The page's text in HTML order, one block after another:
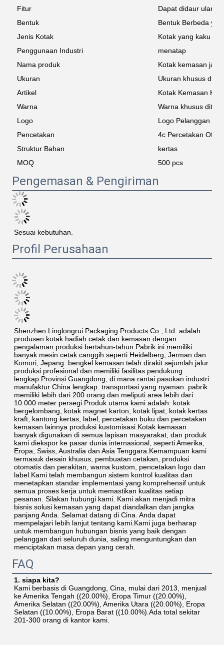
Fitur
Dapat didaur ulang
Bentuk
Bentuk Berbeda
Jenis Kotak
Kotak yang kaku
Penggunaan Industri
menatap
Nama produk
Kotak kemasan jam
Ukuran
Ukuran khusus
Artikel
Kotak Kemasan
Warna
Warna khusus
Logo
Logo Pelanggan
Pencetakan
4c Percetakan Offset
Struktur Bahan
kertas
MOQ
500 pcs
Pengemasan & Pengiriman
Sesuai kebutuhan.
Profil Perusahaan
Shenzhen Linglongrui Packaging Products Co., Ltd. adalah
produsen kotak hadiah cetak dan kemasan dengan
pengalaman produksi bertahun-tahun.Pabrik ini memiliki
banyak mesin cetak canggih seperti Heidelberg, Jerman dan
Komori, Jepang. bengkel kemasan telah dirakit sejumlah jalur
produksi profesional dan memiliki fasilitas pendukung
lengkap.Provinsi Guangdong, di mana rantai pasokan industri
manufaktur China lengkap. transportasi yang nyaman. pabrik
memiliki lebih dari 200 orang dan meliputi area lebih dari
10.000 meter persegi.Produk utama kami adalah: kotak
bergelombang, kotak magnet karton, kotak lipat, kotak kertas
kraft, kantong kertas, label, percetakan buku dan percetakan
kemasan lainnya produksi kustomisasi.Kotak kemasan
banyak digunakan di semua lapisan masyarakat, dan produk
kami diekspor ke pasar dunia internasional, seperti Amerika,
Eropa, Swiss, Australia dan Asia Tenggara.Kemampuan kami
termasuk desain khusus, pembuatan cetakan, produksi
otomatis dan perakitan, warna kustom, pencetakan logo dan
label.Kami telah membangun sistem kontrol kualitas dan
menetapkan standar implementasi yang komprehensif untuk
semua proses kerja untuk memastikan kualitas setiap
pesanan. Silakan hubungi kami. Kami akan menjadi mitra
bisnis solusi kemasan yang dapat diandalkan dan jangka
panjang Anda. Selamat datang di Cina. Anda dapat
mempelajari lebih lanjut tentang kami.Kami juga berharap
untuk membangun hubungan bisnis yang baik dengan
pelanggan dari seluruh dunia, saling menguntungkan dan
menciptakan masa depan yang cerah.
FAQ
1. siapa kita?
Kami berbasis di Guangdong, Cina, mulai dari 2013, menjual
ke Amerika Tengah ((20.00%), Eropa Timur ((20.00%),
Amerika Selatan ((20.00%), Amerika Utara ((20.00%), Eropa
Selatan ((10.00%), Eropa Barat ((10.00%).Ada total sekitar
201-300 orang di kantor kami.